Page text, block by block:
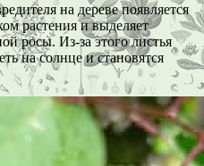
на дереве появляется
растения и выделяет
росы. Из-за этого листья
на солнце и становятся